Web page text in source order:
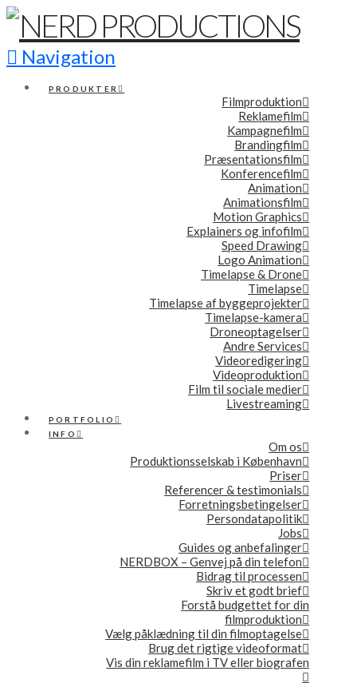
Navigation
PRODUKTER
Filmproduktion
Reklamefilm
Kampagnefilm
Brandingfilm
Præsentationsfilm
Konferencefilm
Animation
Animationsfilm
Motion Graphics
Explainers og infofilm
Speed Drawing
Logo Animation
Timelapse & Drone
Timelapse
Timelapse af byggeprojekter
Timelapse-kamera
Droneoptagelser
Andre Services
Videoredigering
Videoproduktion
Film til sociale medier
Livestreaming
PORTFOLIO
INFO
Om os
Produktionsselskab i København
Priser
Referencer & testimonials
Forretningsbetingelser
Persondatapolitik
Jobs
Guides og anbefalinger
NERDBOX – Genvej på din telefon
Bidrag til processen
Skriv et godt brief
Forstå budgettet for din
filmproduktion
Vælg påklædning til din filmoptagelse
Brug det rigtige videoformat
Vis din reklamefilm i TV eller biografen